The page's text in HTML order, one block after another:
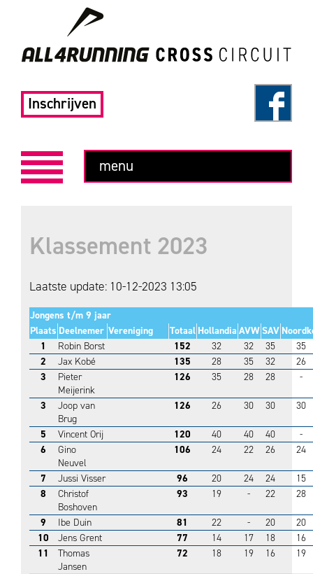
Inschrijven
menu
Klassement 2023
Laatste update: 10-12-2023 13:05
Jongens t/m 9 jaar
Plaats Deelnemer Vereniging Totaal Hollandia AVWSAV
1
Robin Borst 152 32 32 35
35
2
Jax Kobé 135 28 35 32
26
3
Pieter
Meijerink
126 35 28 28 -
3
Joop van
Brug
126 26 30 30 30
5 Vincent Orij 120 40 40 40
-
6
Gino
Neuvel
106 24 22 26 24
7 Jussi Visser 96 20 24 24
15
8
Christof
Boshoven
93 19 - 22 28
9 Ibe Duin 81 22 - 20
20
10
Jens Grent 77 14 17 18
16
11
Thomas
Jansen
72 18 19 16 19